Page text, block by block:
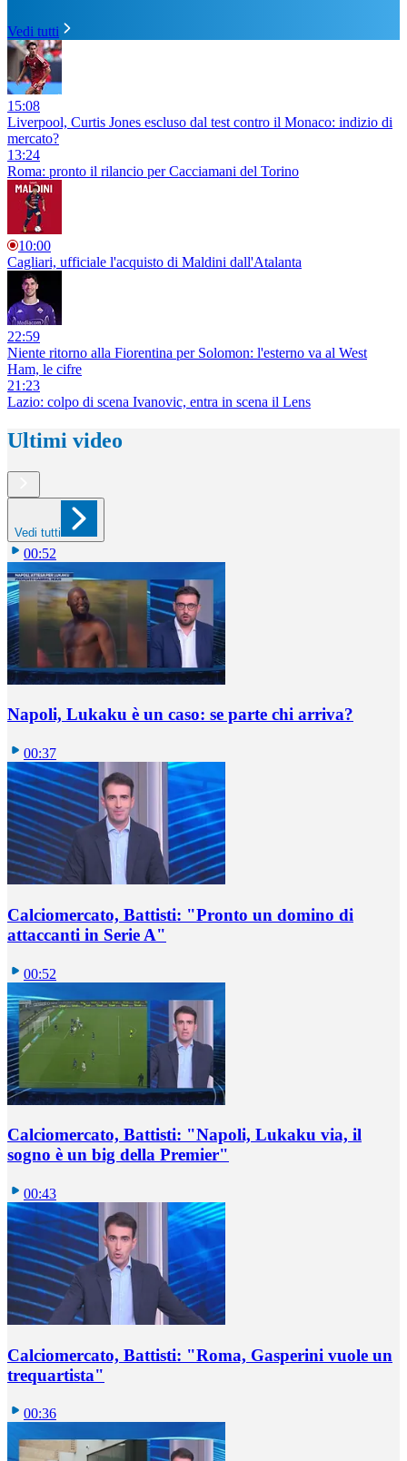
Vedi tutti
15:08
Liverpool, Curtis Jones escluso dal test contro il Monaco: indizio di
mercato?
13:24
Roma: pronto il rilancio per Cacciamani del Torino
10:00
Cagliari, ufficiale l'acquisto di Maldini dall'Atalanta
22:59
Niente ritorno alla Fiorentina per Solomon: l'esterno va al West
Ham, le cifre
21:23
Lazio: colpo di scena Ivanovic, entra in scena il Lens
Ultimi video
Vedi tutti
00:52
Napoli, Lukaku è un caso: se parte chi arriva?
00:37
Calciomercato, Battisti: "Pronto un domino di
attaccanti in Serie A"
00:52
Calciomercato, Battisti: "Napoli, Lukaku via, il
sogno è un big della Premier"
00:43
Calciomercato, Battisti: "Roma, Gasperini vuole un
trequartista"
00:36